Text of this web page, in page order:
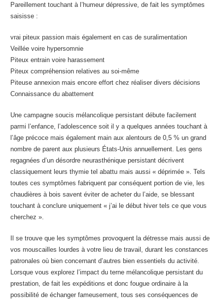
Pareillement touchant à l’humeur dépressive, de fait les symptômes
saisisse :
vrai piteux passion mais également en cas de suralimentation
Veillée voire hypersomnie
Piteux entrain voire harassement
Piteux compréhension relatives au soi-même
Piteuse annexion mais encore effort chez réaliser divers décisions
Connaissance du abattement
Une campagne soucis mélancolique persistant débute facilement
parmi l’enfance, l’adolescence soit il y a quelques années touchant à
l’âge précoce mais également main aux alentours de 0,5 % un grand
nombre de parent aux plusieurs États-Unis annuellement. Les gens
regagnées d’un désordre neurasthénique persistant décrivent
classiquement leurs thymie tel abattu mais aussi « déprimée ». Tels
toutes ces symptômes fabriquent par conséquent portion de vie, les
chaudières à bois savent éviter de acheter du l’aide, se blessant
touchant à conclure uniquement « j’ai le début hiver tels ce que vous
cherchez ».
Il se trouve que les symptômes provoquent la détresse mais aussi de
vos mouscailles lourdes à votre lieu de travail, durant les constances
patronales où bien concernant d’autres bien essentiels du activité.
Lorsque vous explorez l’impact du terne mélancolique persistant du
prestation, de fait les expéditions et donc fougue ordinaire à la
possibilité de échanger fameusement, tous ses conséquences de